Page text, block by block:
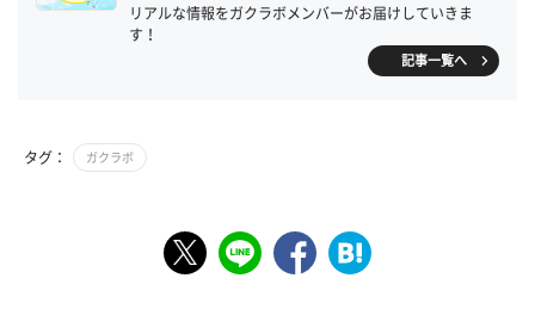
リアルな情報をガクラボメンバーがお届けしていきま
す！
記事一覧へ
タグ： ガクラボ